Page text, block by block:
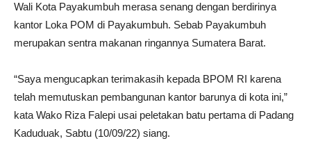
Wali Kota Payakumbuh merasa senang dengan berdirinya
kantor Loka POM di Payakumbuh. Sebab Payakumbuh
merupakan sentra makanan ringannya Sumatera Barat.
“Saya mengucapkan terimakasih kepada BPOM RI karena
telah memutuskan pembangunan kantor barunya di kota ini,”
kata Wako Riza Falepi usai peletakan batu pertama di Padang
Kaduduak, Sabtu (10/09/22) siang.